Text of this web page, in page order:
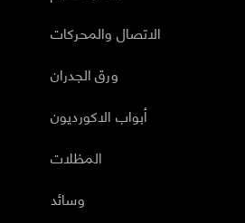
الاتصال والمحركات
ورق الجدران
أبواب الاكورديون
المظلات
وسائد